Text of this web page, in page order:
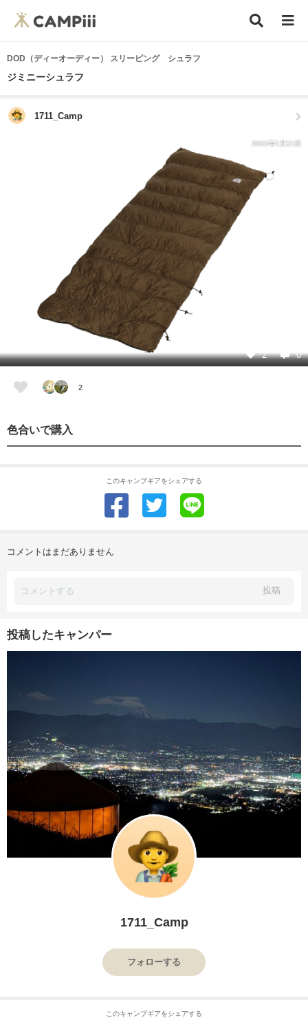
DOD（ディーオーディー） スリーピング シュラフ
ジミニーシュラフ
1711_Camp
2022年7月31日
2 0
2
色合いで購入
このキャンプギアをシェアする
コメントはまだありません
投稿
投稿したキャンパー
1711_Camp
フォローする
このキャンプギアをシェアする